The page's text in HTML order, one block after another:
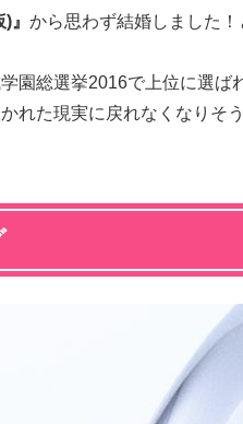
』 から思わず結婚しました
園総選挙2016で上位に選ば
れた現実に戻れなくなりそ